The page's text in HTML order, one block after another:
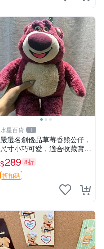
水星百貨 1
嚴選名創優品草莓香熊公仔，
尺寸小巧可愛，適合收藏賞玩
30cm 玩具 公仔 草莓熊
$289 8折
折扣碼